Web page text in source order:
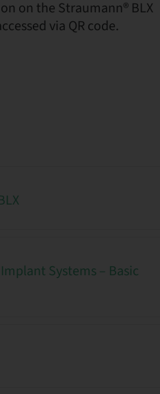
on the Straumann® BLX
via QR code.
Systems – Basic